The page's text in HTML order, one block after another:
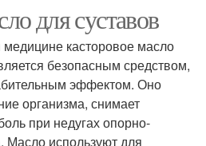
для суставов
касторовое масло
безопасным средством,
эффектом. Оно
организма, снимает
при недугах опорно-
Масло используют для